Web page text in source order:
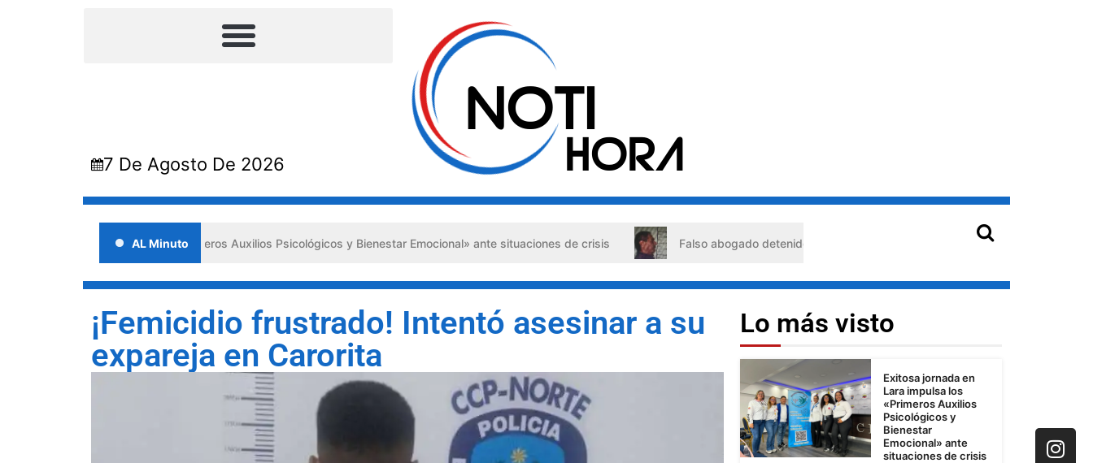
7 De Agosto De 2026
AL Minuto
Lara impulsa los «Primeros Auxilios Psicológicos y Bienestar Emocional» ante situaciones de crisis Falso abogado detenido en Barquisimeto: habría usado durante 13 años la matrícula de
¡Femicidio frustrado! Intentó asesinar a su
expareja en Carorita
Lo más visto
Exitosa jornada en
Lara impulsa los
«Primeros Auxilios
Psicológicos y
Bienestar
Emocional» ante
situaciones de crisis